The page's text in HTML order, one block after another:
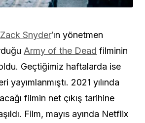
Zack Snyder‘ın yönetmen
Army of the Dead filminin
Geçtiğimiz haftalarda ise
yayımlanmıştı. 2021 yılında
filmin net çıkış tarihine
Film, mayıs ayında Netflix